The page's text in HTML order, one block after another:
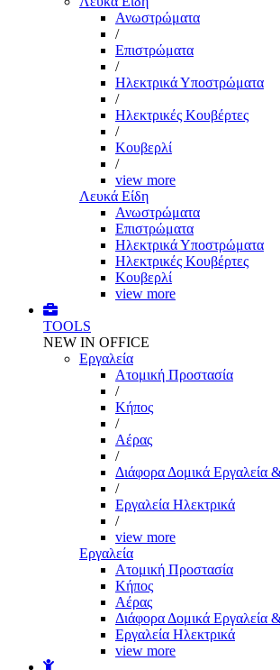
Ανωστρώματα
/
Επιστρώματα
/
Ηλεκτρικά Υποστρώματα
/
Ηλεκτρικές Κουβέρτες
/
Κουβερλί
/
view more
Λευκά Είδη
Ανωστρώματα
Επιστρώματα
Ηλεκτρικά Υποστρώματα
Ηλεκτρικές Κουβέρτες
Κουβερλί
view more
TOOLS
NEW IN OFFICE
Εργαλεία
Aτομική Προστασία
/
Kήπος
/
Αέρας
/
Διάφορα Δομικά Εργαλεία
/
Εργαλεία Ηλεκτρικά
/
view more
Εργαλεία
Aτομική Προστασία
Kήπος
Αέρας
Διάφορα Δομικά Εργαλεία
Εργαλεία Ηλεκτρικά
view more